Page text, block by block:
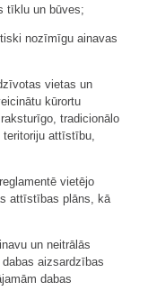
tīklu un būves;
nozīmīgu ainavas
vietas un
kūrortu
tradicionālo
teritoriju attīstību,
vietējo
attīstības plāns, kā
un neitrālās
aizsardzības
dabas